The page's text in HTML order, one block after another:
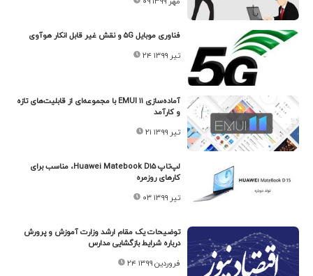
فناوری موبایل ۵G و نقش غیر قابل انکار هوآوی
۲۴ تیر ۱۳۹۹
آماده‌سازی EMUI ۱۱ با مجموعه‌ای از قابلیت‌های تازه
و کارآمد
۲۱ تیر ۱۳۹۹
لپ‌تاپ Huawei Matebook D۱۵، مناسب برای
کارهای روزمره
۰۳ تیر ۱۳۹۹
توضیحات یک مقام ارشد وزارت آموزش و پرورش
درباره شرایط بازگشایی مدارس
۲۴ فروردین ۱۳۹۹